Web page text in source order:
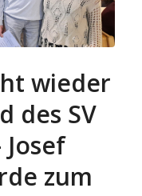
wieder
des SV
zum